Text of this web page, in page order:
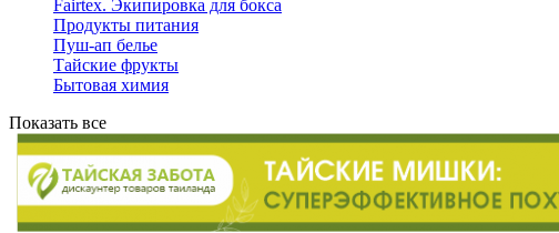
Fairtex. Экипировка для бокса
Продукты питания
Пуш-ап белье
Тайские фрукты
Бытовая химия
Показать все